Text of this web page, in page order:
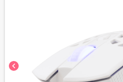
chevron_left